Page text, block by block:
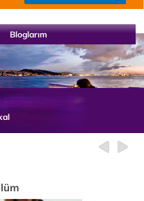
Bloglarım